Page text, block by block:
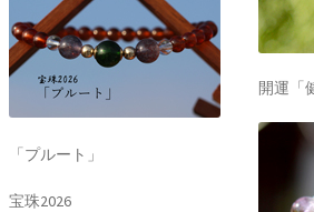
「プルート」
宝珠2026
開運「